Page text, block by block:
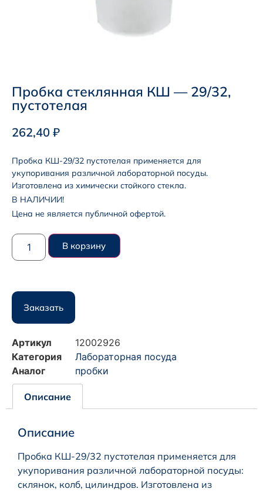
Пробка стеклянная КШ — 29/32,
пустотелая
262,40 ₽
Пробка КШ-29/32 пустотелая применяется для
укупоривания различной лабораторной посуды.
Изготовлена из химически стойкого стекла.
В НАЛИЧИИ!
Цена не является публичной офертой.
В корзину
Заказать
Артикул
12002926
Категория
Лабораторная посуда
Аналог
пробки
Описание
Описание
Пробка КШ-29/32 пустотелая применяется для
укупоривания различной лабораторной посуды:
склянок, колб, цилиндров. Изготовлена из